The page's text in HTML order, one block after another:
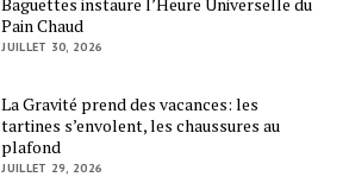
Pain Chaud
JUILLET 30, 2026
La Gravité prend des vacances: les
tartines s’envolent, les chaussures au
plafond
JUILLET 29, 2026